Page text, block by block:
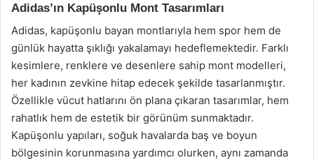
Adidas’ın Kapüşonlu Mont Tasarımları
Adidas, kapüşonlu bayan montlarıyla hem spor hem de
günlük hayatta şıklığı yakalamayı hedeflemektedir. Farklı
kesimlere, renklere ve desenlere sahip mont modelleri,
her kadının zevkine hitap edecek şekilde tasarlanmıştır.
Özellikle vücut hatlarını ön plana çıkaran tasarımlar, hem
rahatlık hem de estetik bir görünüm sunmaktadır.
Kapüşonlu yapıları, soğuk havalarda baş ve boyun
bölgesinin korunmasına yardımcı olurken, aynı zamanda